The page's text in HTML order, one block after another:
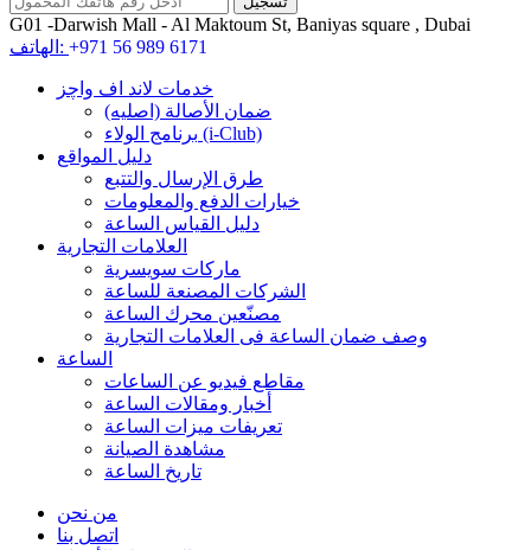
G01 -Darwish Mall - Al Maktoum St, Baniyas square , Dubai
الهاتف: +971 56 989 6171
خدمات لاند اف واچز
ضمان الأصالة (اصلیه)
برنامج الولاء (i-Club)
دليل المواقع
طرق الإرسال والتتبع
خيارات الدفع والمعلومات
دليل القياس الساعة
العلامات التجارية
ماركات سويسرية
الشركات المصنعة للساعة
مصنّعين محرك الساعة
وصف ضمان الساعة فی العلامات التجارية
الساعة
مقاطع فيديو عن الساعات
أخبار ومقالات الساعة
تعريفات ميزات الساعة
مشاهدة الصيانة
تاريخ الساعة
من نحن
اتصل بنا